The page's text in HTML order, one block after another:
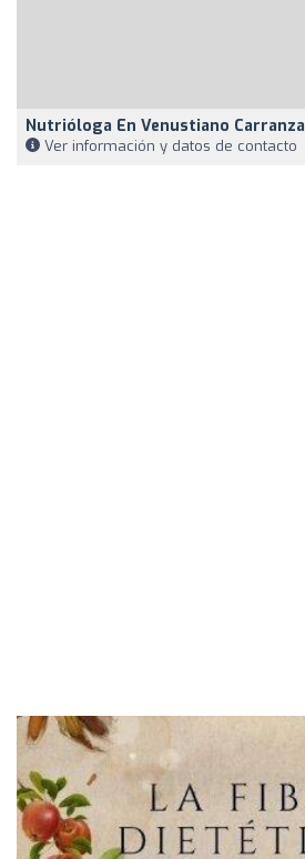
Nutrióloga En Venustiano Carranza
Ver información y datos de contacto